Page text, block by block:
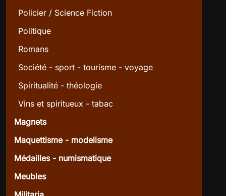
Policier / Science Fiction
Politique
Romans
Société - sport - tourisme - voyage
Spiritualité - théologie
Vins et spiritueux - tabac
Magnets
Maquettisme - modelisme
Médailles - numismatique
Meubles